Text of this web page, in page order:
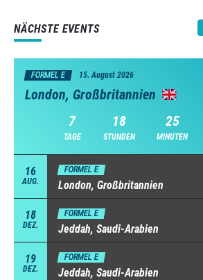
NÄCHSTE EVENTS
FORMEL E 15. August 2026
London, Großbritannien
7
TAGE
18
STUNDEN
24
MINUTEN
16
AUG.
FORMEL E
London, Großbritannien
18
DEZ.
FORMEL E
Jeddah, Saudi-Arabien
19
DEZ.
FORMEL E
Jeddah, Saudi-Arabien